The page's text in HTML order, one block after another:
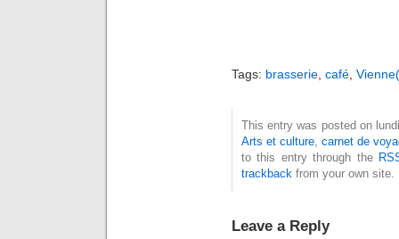
Tags: brasserie café
This entry was posted on
Arts et culture carnet de
to this entry through the
trackback from your own site.
Leave a Reply